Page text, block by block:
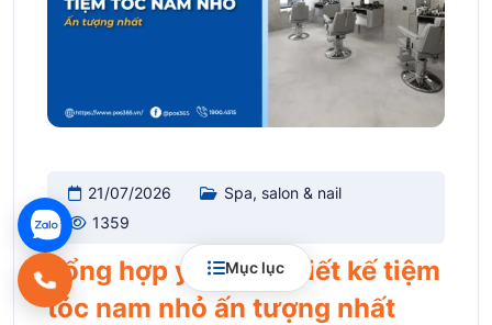
Mục lục
21/07/2026
Spa, salon & nail
1359
Tổng hợp ý tưởng thiết kế tiệm
tóc nam nhỏ ấn tượng nhất